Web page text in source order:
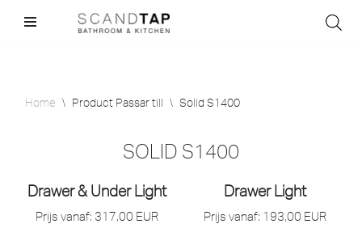
Home \ Product Passar till \ Solid S1400
SOLID S1400
Drawer & Under Light
Prijs vanaf: 317,00 EUR
Drawer Light
Prijs vanaf: 193,00 EUR